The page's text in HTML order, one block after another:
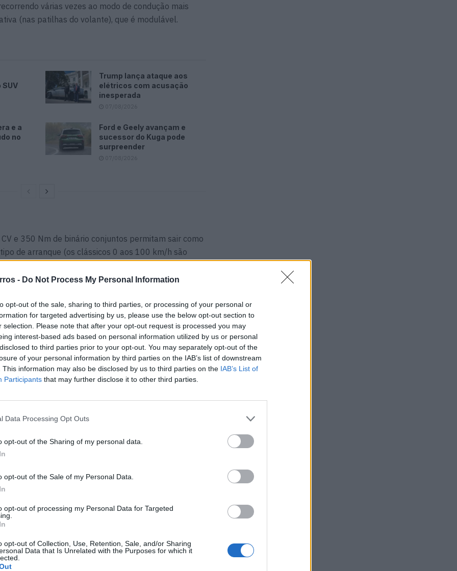
- Do Not Process My Personal Information
opt-out of the sale, sharing to third parties, or processing of your personal or
for targeted advertising by us, please use the below opt-out section to
selection. Please note that after your opt-out request is processed you may
interest-based ads based on personal information utilized by us or personal
to third parties prior to your opt-out. You may separately opt-out of the
of your personal information by third parties on the IAB’s list of downstream
This information may also be disclosed by us to third parties on the IAB’s List of
Participants that may further disclose it to other third parties.
Data Processing Opt Outs
opt-out of the Sharing of my personal data.
opt-out of the Sale of my Personal Data.
opt-out of processing my Personal Data for Targeted
opt-out of Collection, Use, Retention, Sale, and/or Sharing
Data that Is Unrelated with the Purposes for which it
várias vezes ao modo de condução mais
(nas patilhas do volante), que é modulável.
Trump lança ataque aos
elétricos com acusação
inesperada
07/08/2026
e a
no
Ford e Geely avançam e
sucessor do Kuga pode
surpreender
07/08/2026
e 350 Nm de binário conjuntos permitam sair como
de arranque (os clássicos 0 aos 100 km/h são
um modelo PHEV não é esta, mas sim ganhar a
gastar muita gasolina.
corpo a partir de um motor turbo TSI a gasolina de
com um outro elétrico de 102 CV, alimentado por
posicionada debaixo do banco traseiro. Há modos
(que arranca sempre em modo elétrico) gere a
e elétrico “e-Mode”. Neste caso, permite manter
posterior ou carrega-la com a ação do motor
Drive Profile (agora é apenas acionado no ecrã
(DSG, de dupla embraiagem e seis relações),
entre eles o já citado escalão Eco e os Normal,
sentir quando se sai de um Leon TSI equivalente a
inferiores, verdade seja dita) e nos sentamos neste:
com um tato muito semelhante ao de um Leon
por muito que o comportamento seja de
do chassis DCC que ajusta a suspensão em 15
se bem que com o passar dos quilómetros